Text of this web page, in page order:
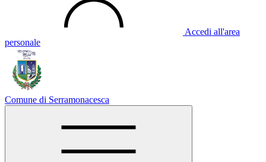
Accedi all'area
personale
Comune di Serramonacesca